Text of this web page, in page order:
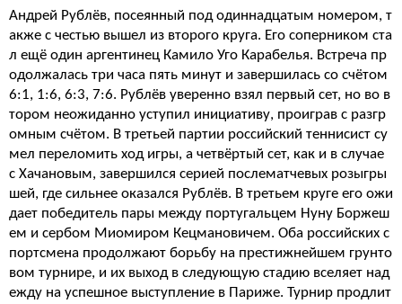
Андрей Рублёв, посеянный под одиннадцатым номером, т
акже с честью вышел из второго круга. Его соперником ста
л ещё один аргентинец Камило Уго Карабелья. Встреча пр
одолжалась три часа пять минут и завершилась со счётом
6:1, 1:6, 6:3, 7:6. Рублёв уверенно взял первый сет, но во в
тором неожиданно уступил инициативу, проиграв с разгр
омным счётом. В третьей партии российский теннисист су
мел переломить ход игры, а четвёртый сет, как и в случае
с Хачановым, завершился серией послематчевых розыгры
шей, где сильнее оказался Рублёв. В третьем круге его ожи
дает победитель пары между португальцем Нуну Боржеш
ем и сербом Миомиром Кецмановичем. Оба российских с
портсмена продолжают борьбу на престижнейшем грунто
вом турнире, и их выход в следующую стадию вселяет над
ежду на успешное выступление в Париже. Турнир продлит